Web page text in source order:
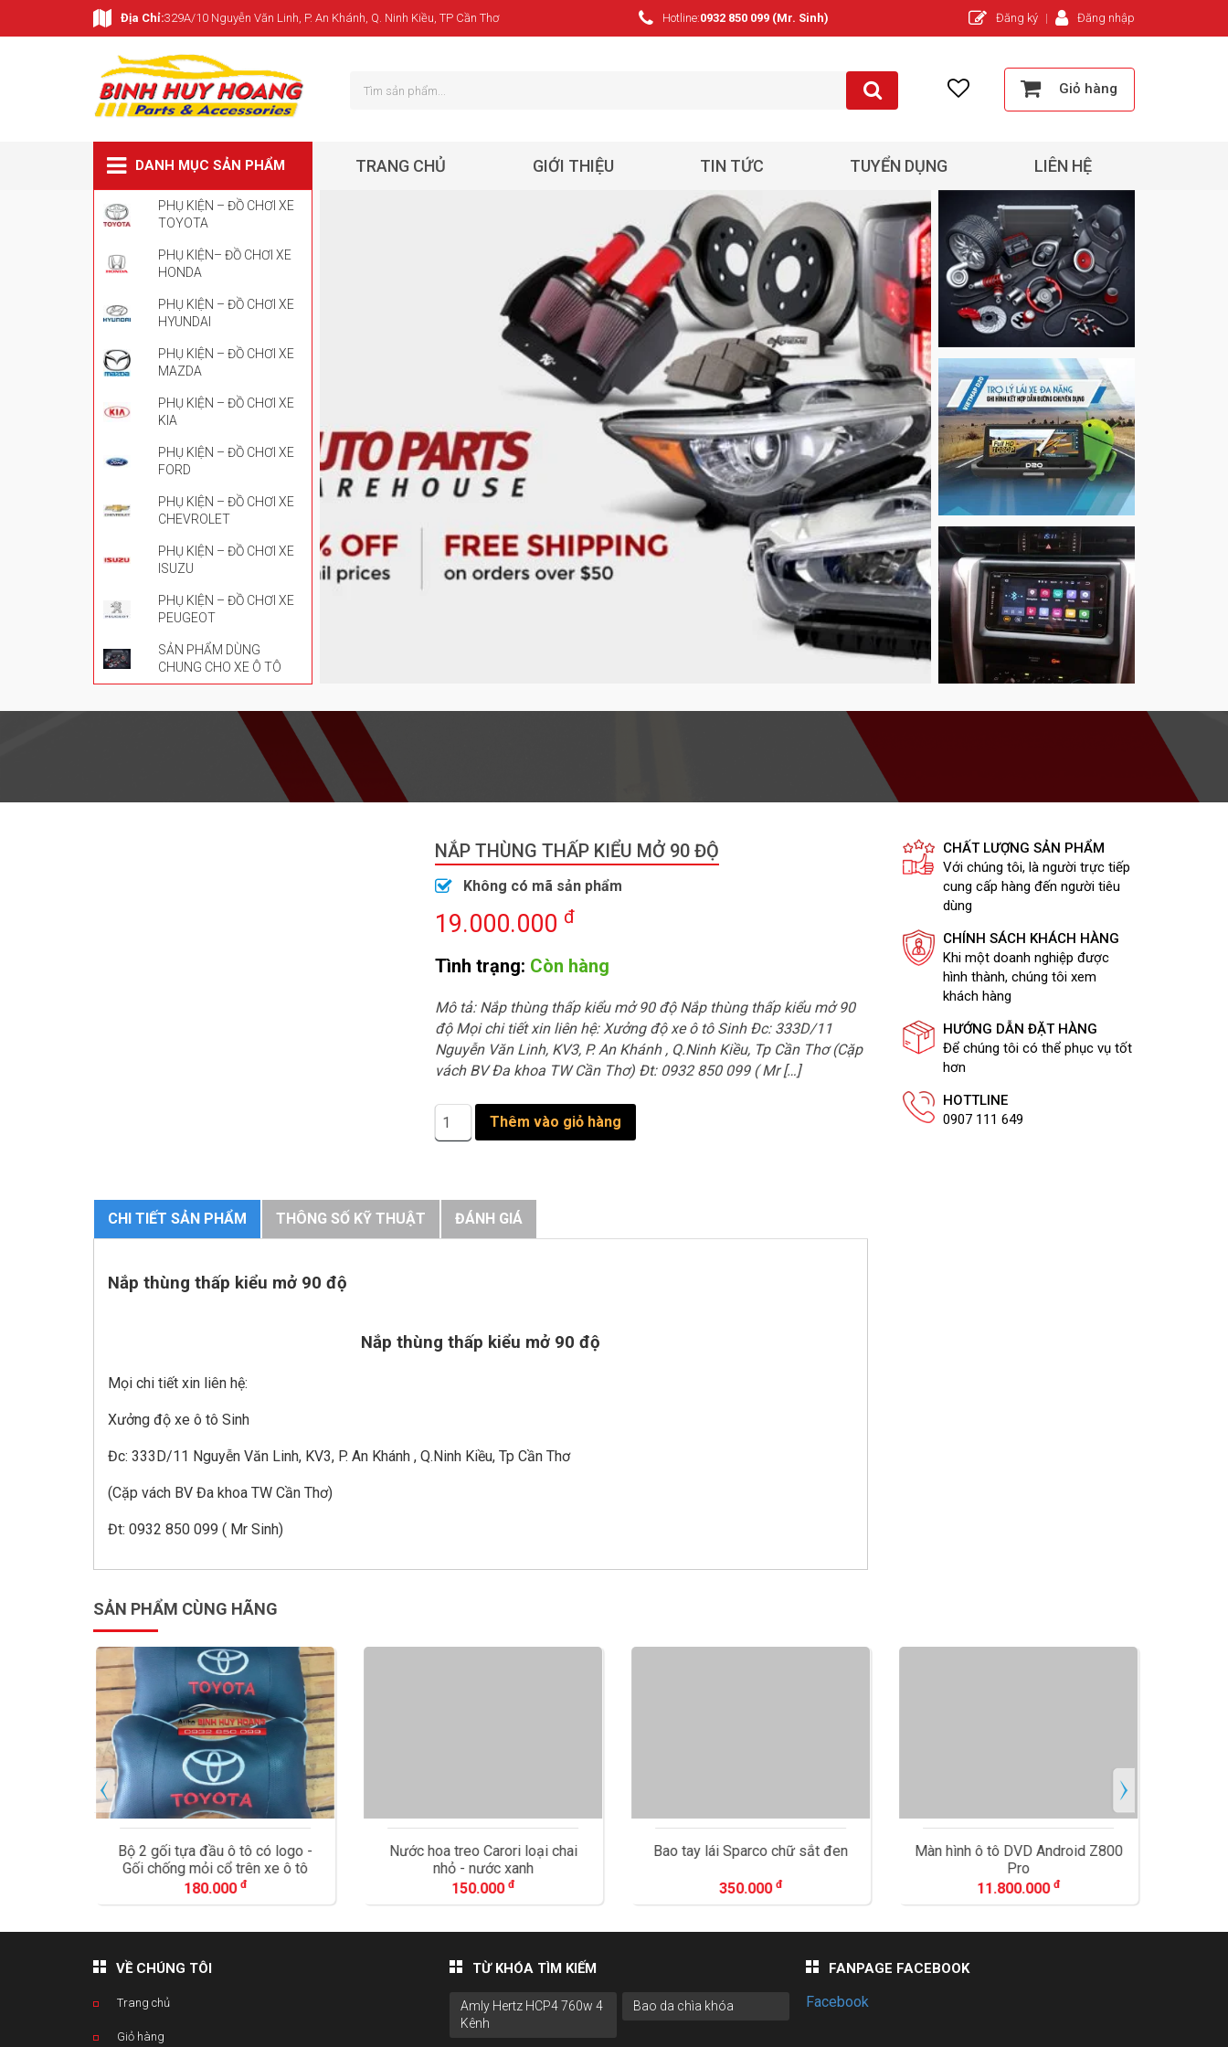
Địa Chỉ:329A/10 Nguyễn Văn Linh, P. An Khánh, Q. Ninh Kiều, TP Cần Thơ Hotline:0932 850 099 (Mr. Sinh) Đăng ký Đăng nhập
Giỏ hàng
DANH MỤC SẢN PHẨM
PHỤ KIỆN – ĐỒ CHƠI XE
TOYOTA
PHỤ KIỆN– ĐỒ CHƠI XE
HONDA
PHỤ KIỆN – ĐỒ CHƠI XE
HYUNDAI
PHỤ KIỆN – ĐỒ CHƠI XE
MAZDA
PHỤ KIỆN – ĐỒ CHƠI XE
KIA
PHỤ KIỆN – ĐỒ CHƠI XE
FORD
PHỤ KIỆN – ĐỒ CHƠI XE
CHEVROLET
PHỤ KIỆN – ĐỒ CHƠI XE
ISUZU
PHỤ KIỆN – ĐỒ CHƠI XE
PEUGEOT
SẢN PHẨM DÙNG
CHUNG CHO XE Ô TÔ
TRANG CHỦ GIỚI THIỆU TIN TỨC TUYỂN DỤNG LIÊN HỆ
NẮP THÙNG THẤP KIỂU MỞ 90 ĐỘ
Không có mã sản phẩm
19.000.000 đ
Tình trạng: Còn hàng
Mô tả: Nắp thùng thấp kiểu mở 90 độ Nắp thùng thấp kiểu mở 90
độ Mọi chi tiết xin liên hệ: Xưởng độ xe ô tô Sinh Đc: 333D/11
Nguyễn Văn Linh, KV3, P. An Khánh , Q.Ninh Kiều, Tp Cần Thơ (Cặp
vách BV Đa khoa TW Cần Thơ) Đt: 0932 850 099 ( Mr […]
Nắp
thùng
Thêm vào giỏ hàng
CHẤT LƯỢNG SẢN PHẨM
Với chúng tôi, là người trực tiếp
cung cấp hàng đến người tiêu
dùng
CHÍNH SÁCH KHÁCH HÀNG
Khi một doanh nghiệp được
hình thành, chúng tôi xem
khách hàng
HƯỚNG DẪN ĐẶT HÀNG
Để chúng tôi có thể phục vụ tốt
hơn
HOTTLINE
0907 111 649
CHI TIẾT SẢN PHẨM THÔNG SỐ KỸ THUẬT ĐÁNH GIÁ
Nắp thùng thấp kiểu mở 90 độ
Nắp thùng thấp kiểu mở 90 độ
Mọi chi tiết xin liên hệ:
Xưởng độ xe ô tô Sinh
Đc: 333D/11 Nguyễn Văn Linh, KV3, P. An Khánh , Q.Ninh Kiều, Tp Cần Thơ
(Cặp vách BV Đa khoa TW Cần Thơ)
Đt: 0932 850 099 ( Mr Sinh)
SẢN PHẨM CÙNG HÃNG
Bộ 2 gối tựa đầu ô tô có logo -
Gối chống mỏi cổ trên xe ô tô
180.000 đ
Nước hoa treo Carori loại chai
nhỏ - nước xanh
150.000 đ
Bao tay lái Sparco chữ sắt đen
350.000 đ
Màn hình ô tô DVD Android Z800
Pro
11.800.000 đ
VỀ CHÚNG TÔI
Trang chủ
Giỏ hàng
TỪ KHÓA TÌM KIẾM
Amly Hertz HCP4 760w 4
Kênh
Bao da chìa khóa
FANPAGE FACEBOOK
Facebook